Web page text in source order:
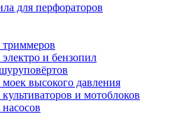
для перфораторов
триммеров
и бензопил
высокого давления
и мотоблоков